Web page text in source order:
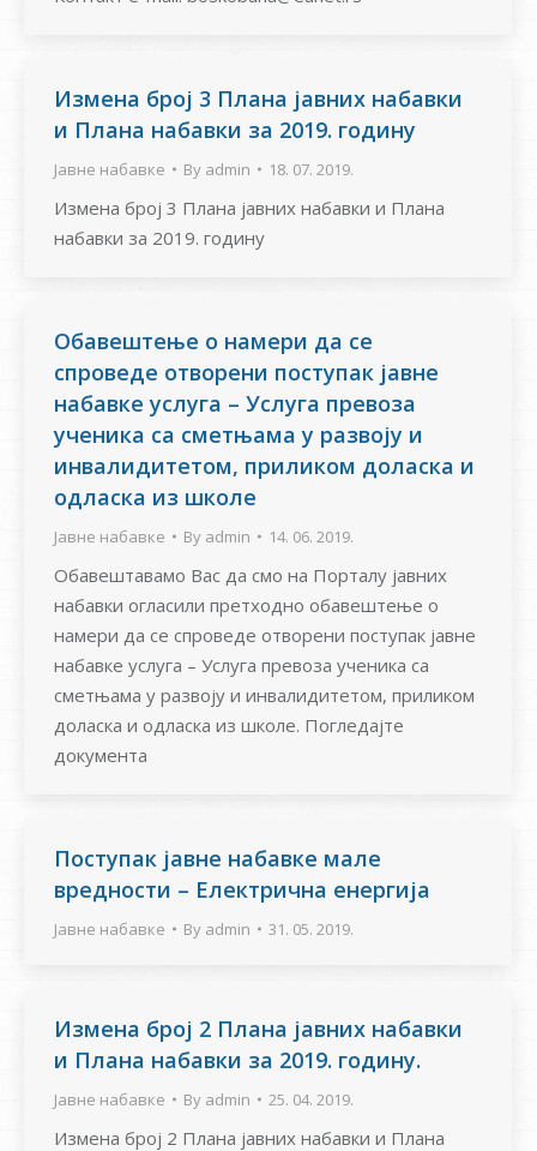
Измена број 3 Плана јавних набавки
и Плана набавки за 2019. годину
Јавне набавке By admin 18. 07. 2019.
Измена број 3 Плана јавних набавки и Плана
набавки за 2019. годину
Oбавештење о намери да се
спроведе отворени поступак јавне
набавке услуга – Услуга превоза
ученика са сметњама у развоју и
инвалидитетом, приликом доласка и
одласка из школе
Јавне набавке By admin 14. 06. 2019.
Обавештавамо Вас да смо на Порталу јавних
набавки огласили претходно обавештење о
намери да се спроведе отворени поступак јавне
набавке услуга – Услуга превоза ученика са
сметњама у развоју и инвалидитетом, приликом
доласка и одласка из школе. Погледајте
документа
Поступак јавне набавке мале
вредности – Електрична енергија
Јавне набавке By admin 31. 05. 2019.
Измена број 2 Плана јавних набавки
и Плана набавки за 2019. годину.
Јавне набавке By admin 25. 04. 2019.
Измена број 2 Плана јавних набавки и Плана